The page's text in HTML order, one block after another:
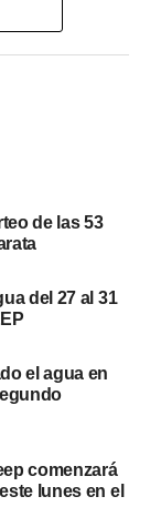
de las 53
del 27 al 31
el agua en
comenzará
lunes en el